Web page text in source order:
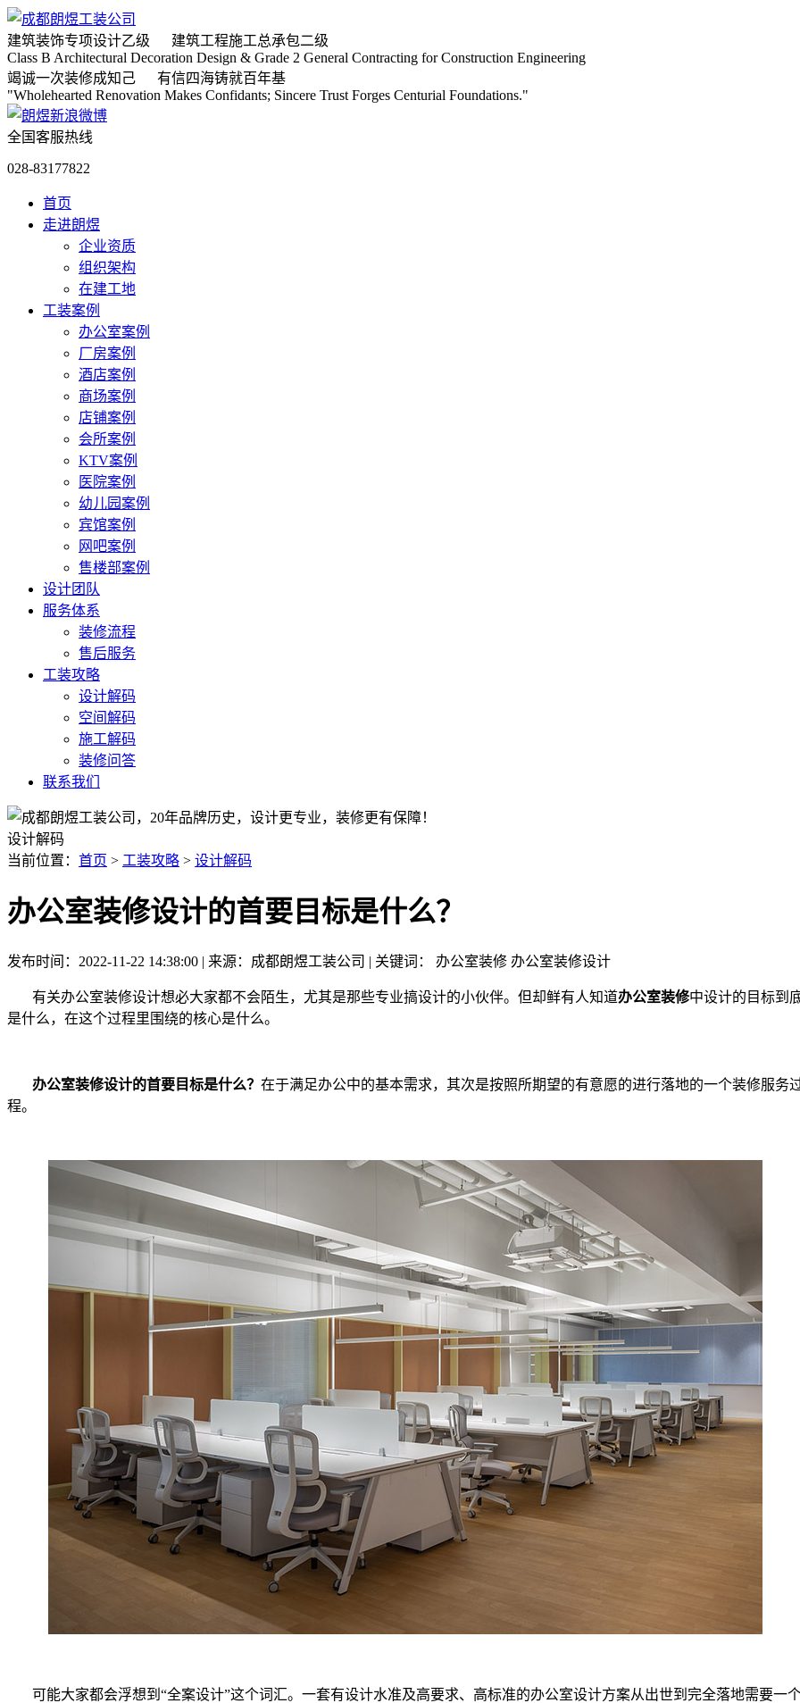
建筑装饰专项设计乙级 建筑工程施工总承包二级
Class B Architectural Decoration Design & Grade 2 General Contracting for Construction Engineering
竭诚一次装修成知己 有信四海铸就百年基
"Wholehearted Renovation Makes Confidants; Sincere Trust Forges Centurial Foundations."
全国客服热线
028-83177822
首页
走进朗煜
企业资质
组织架构
在建工地
工装案例
办公室案例
厂房案例
酒店案例
商场案例
店铺案例
会所案例
KTV案例
医院案例
幼儿园案例
宾馆案例
网吧案例
售楼部案例
设计团队
服务体系
装修流程
售后服务
工装攻略
设计解码
空间解码
施工解码
装修问答
联系我们
设计解码
当前位置： 首页 > 工装攻略 > 设计解码
办公室装修设计的首要目标是什么？
发布时间：2022-11-22 14:38:00 | 来源：成都朗煜工装公司 | 关键词： 办公室装修 办公室装修设计
有关办公室装修设计想必大家都不会陌生，尤其是那些专业搞设计的小伙伴。但却鲜有人知道办公室装修中设计的目标到
是什么，在这个过程里围绕的核心是什么。
办公室装修设计的首要目标是什么？ 在于满足办公中的基本需求，其次是按照所期望的有意愿的进行落地的一个装修服务
程。
可能大家都会浮想到“全案设计”这个词汇。一套有设计水准及高要求、高标准的办公室设计方案从出世到完全落地需要一